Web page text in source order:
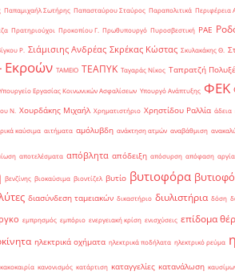
Παπαμιχαήλ Σωτήρης Παπασταύρου Σταύρος Παραπολιτικά Περιφέρεια
Πρατηριούχοι Προκοπίου Γ. Πρωθυπουργό Πυροσβεστική ΡΑΕ
Ρ. Σιάμισιης Ανδρέας Σκρέκας Κώστας Σκυλακάκης Θ.
Εκροών ΤΑΜΕΙΟ ΤΕΑΠΥΚ Ταγαράς Νίκος Ταπρατζή
Υπουργείο Εργασίας Κοινωνικών Ασφαλίσεων Υπουργό Ανάπτυξης ΦΕΚ
Ν. Χουρδάκης Μιχαήλ Χρηματιστήριο Χρηστίδου Ραλλία άδεια
καύσιμα αιτήματα αμόλυβδη ανάκτηση ατμών αναβάθμιση
αποτελέσματα απόβλητα απόδειξη απόσυρση απόφαση αργία
βενζίνης βιοκαύσιμα βιοντίζελ βυτίο βυτιοφόρα
διασύνδεση ταμειακών δικαστήριο διυλιστήρια δόση
εμπρησμός εμπόριο ενεργειακή κρίση ενισχύσεις επίδομα
ηλεκτρικά οχήματα ηλεκτρικά ποδήλατα ηλεκτρικό ρεύμα
κακοκαιρία κανονισμός κατάρτιση καταγγελίες κατανάλωση